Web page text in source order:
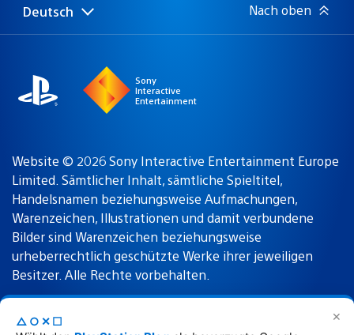
✕
△○✕☐
Select
a
Aktuelle
Region:
Deutsch Nach oben
Sony
Interactive
Entertainment
Website © 2026 Sony Interactive Entertainment Europe
Limited. Sämtlicher Inhalt, sämtliche Spieltitel,
Handelsnamen beziehungsweise Aufmachungen,
Warenzeichen, Illustrationen und damit verbundene
Bilder sind Warenzeichen beziehungsweise
urheberrechtlich geschützte Werke ihrer jeweiligen
Besitzer. Alle Rechte vorbehalten.